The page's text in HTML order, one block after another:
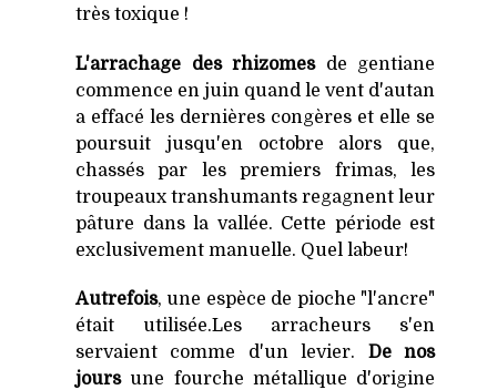
très toxique !
L'arrachage des rhizomesde gentiane
commence en juin quand le vent d'autan
a effacé les dernières congères et elle se
poursuit jusqu'en octobre alors que,
chassés par les premiers frimas, les
troupeaux transhumants regagnent leur
pâture dans la vallée. Cette période est
exclusivement manuelle. Quel labeur!
Autrefois, une espèce de pioche "l'ancre"
était utilisée.Les arracheurs s'en
servaient comme d'un levier. De nos
joursune fourche métallique d'origine